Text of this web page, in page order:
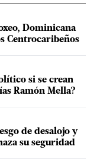
Dominicana
Centrocaribeños
si se crean
Ramón Mella?
de desalojo y
su seguridad